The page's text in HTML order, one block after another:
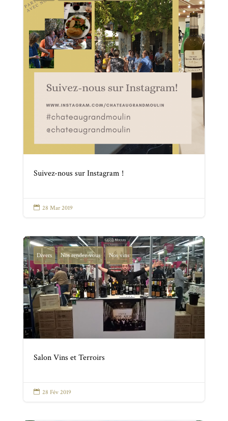
Suivez-nous sur Instagram !
 28 Mar 2019
Divers Nos rendez-vous Nos vins
Salon Vins et Terroirs
 28 Fév 2019